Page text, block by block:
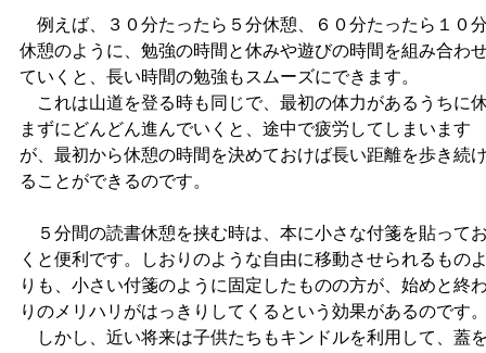
例えば、３０分たったら５分休憩、６０分たったら１０
休憩のように、勉強の時間と休みや遊びの時間を組み合わ
ていくと、長い時間の勉強もスムーズにできます。
これは山道を登る時も同じで、最初の体力があるうちに
まずにどんどん進んでいくと、途中で疲労してしまいます
が、最初から休憩の時間を決めておけば長い距離を歩き続
ることができるのです。
５分間の読書休憩を挟む時は、本に小さな付箋を貼って
くと便利です。しおりのような自由に移動させられるもの
りも、小さい付箋のように固定したものの方が、始めと終
りのメリハリがはっきりしてくるという効果があるのです
しかし、近い将来は子供たちもキンドルを利用して、蓋